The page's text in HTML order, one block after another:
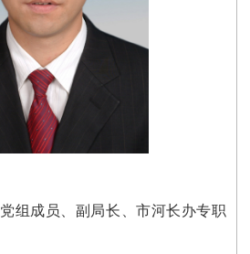
党组成员、副局长 、市河长办专职